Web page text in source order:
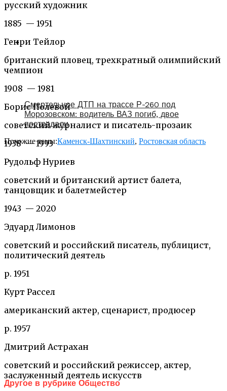
русский художник
1885 — 1951
Генри Тейлор
британский пловец, трехкратный олимпийский
чемпион
1908 — 1981
Борис Полевой
советский журналист и писатель-прозаик
1938 — 1993
Рудольф Нуриев
советский и британский артист балета,
танцовщик и балетмейстер
1943 — 2020
Эдуард Лимонов
советский и российский писатель, публицист,
политический деятель
р. 1951
Курт Рассел
американский актер, сценарист, продюсер
р. 1957
Дмитрий Астрахан
советский и российский режиссер, актер,
заслуженный деятель искусств
Смертельное ДТП на трассе Р-260 под
Морозовском: водитель ВАЗ погиб, двое
пострадали
Похожие темы:Каменск-Шахтинский, Ростовская область
Другое в рубрике Общество